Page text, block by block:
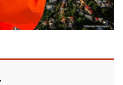
Եկեղեցու
Reuters-ի